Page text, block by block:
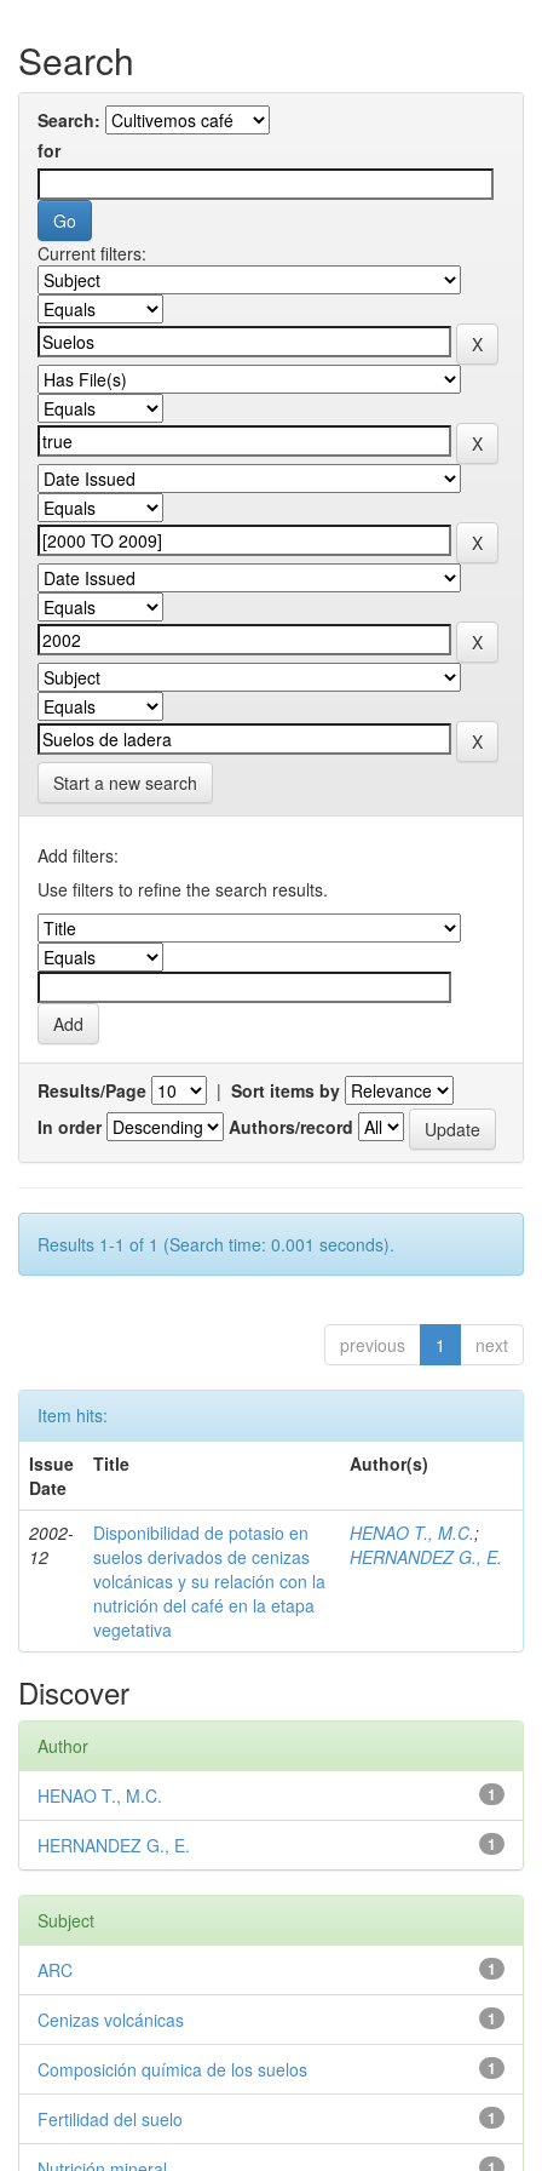
Search
Search:
for
Current filters:
Start a new search
Add filters:
Use filters to refine the search results.
Results/Page | Sort items by
In order
Authors/record
Results 1-1 of 1 (Search time: 0.001 seconds).
previous 1 next
Item hits:
Issue
Date
Title Author(s)
2002-
12
Disponibilidad de potasio en
suelos derivados de cenizas
volcánicas y su relación con la
nutrición del café en la etapa
vegetativa
HENAO T., M.C.;
HERNANDEZ G., E.
Discover
Author
1
HENAO T., M.C.
1
HERNANDEZ G., E.
Subject
1
ARC
1
Cenizas volcánicas
1
Composición química de los suelos
1
Fertilidad del suelo